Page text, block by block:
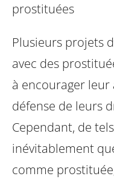
prostituées
Plusieurs projets
avec des
à encourager
défense de leurs
Cependant, de
inévitablement
comme